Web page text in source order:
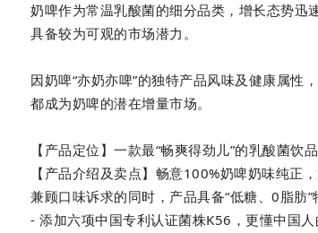
奶啤作为常温乳酸菌的细分品类，增长态势迅
具备较为可观的市场潜力。
因奶啤“亦奶亦啤”的独特产品风味及健康属
都成为奶啤的潜在增量市场。
【产品定位】一款最“畅爽得劲儿”的乳酸菌饮品
【产品介绍及卖点】畅意100%奶啤奶味纯正
兼顾口味诉求的同时，产品具备“低糖、0脂肪
- 添加六项中国专利认证菌株K56，更懂中国人